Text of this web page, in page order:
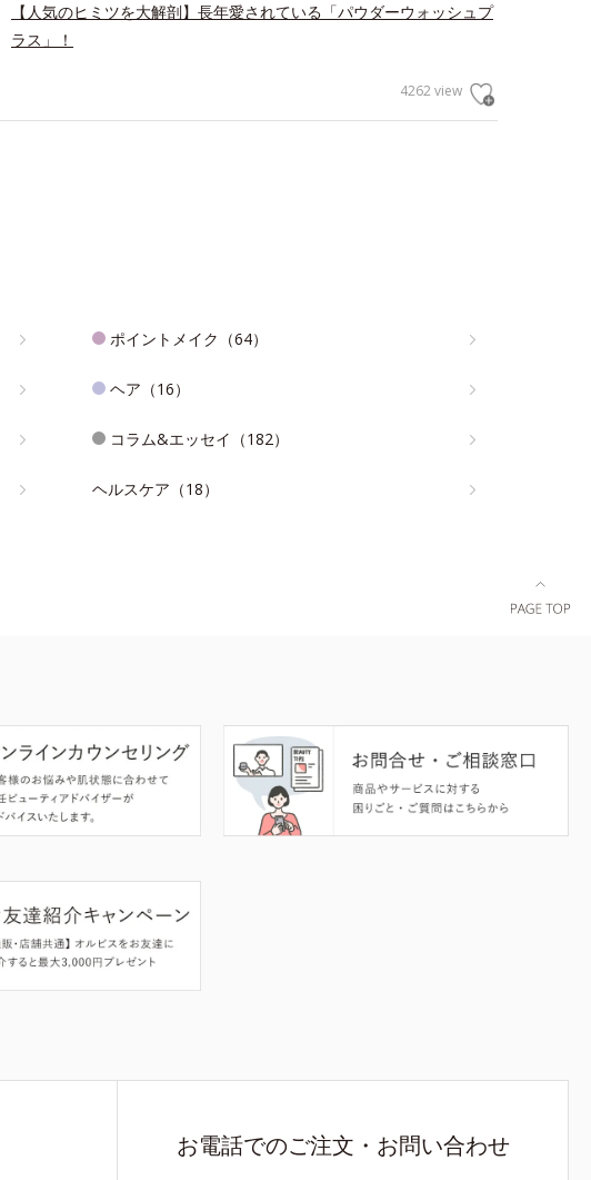
【人気のヒミツを大解剖】長年愛されている「パウダーウォッシュプ
ラス」！
4262 view
ポイントメイク（64）
ヘア（16）
コラム&エッセイ（182）
ヘルスケア（18）
お電話でのご注文・お問い合わせ